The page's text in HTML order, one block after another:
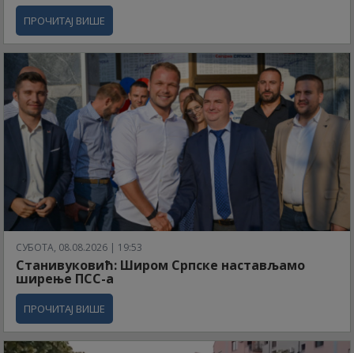
ПРОЧИТАЈ ВИШЕ
СУБОТА, 08.08.2026 | 19:53
Станивуковић: Широм Српске настављамо
ширење ПСС-а
ПРОЧИТАЈ ВИШЕ